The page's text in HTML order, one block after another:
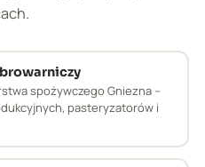
browarniczy
spożywczego Gniezna –
pasteryzatorów i